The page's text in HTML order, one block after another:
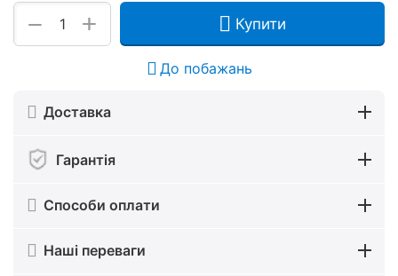
+
− Купити
До побажань
Доставка
Гарантія
Способи оплати
Наші переваги